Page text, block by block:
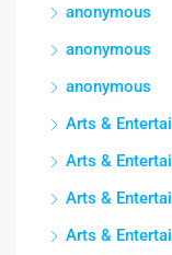
anonymous
anonymous
anonymous
Arts &
Arts &
Arts &
Arts &